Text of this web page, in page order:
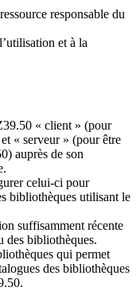
responsable du
’utilisation et à la
« client » (pour
« serveur » (pour être
auprès de son
celui-ci pour
bibliothèques utilisant le
suffisamment récente
des bibliothèques.
qui permet
des bibliothèques